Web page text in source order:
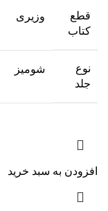
قطع
کتاب
وزیری
نوع
جلد
شومیز
افزودن به سبد خرید